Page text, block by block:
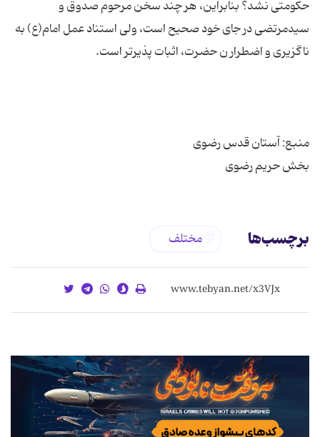
حكومتی نشد؟ بنابراین، هر چند سخن مرحوم صدوق و
سیدمرتضی در جای خود صحیح است، ولی استناد عمل امام(ع) به
بخش حریم رضوی
برچسب‌ها مختلف